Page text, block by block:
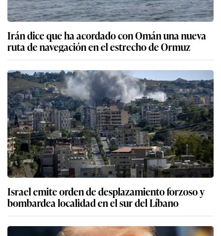
Irán dice que ha acordado con Omán una nueva
ruta de navegación en el estrecho de Ormuz
Israel emite orden de desplazamiento forzoso y
bombardea localidad en el sur del Líbano